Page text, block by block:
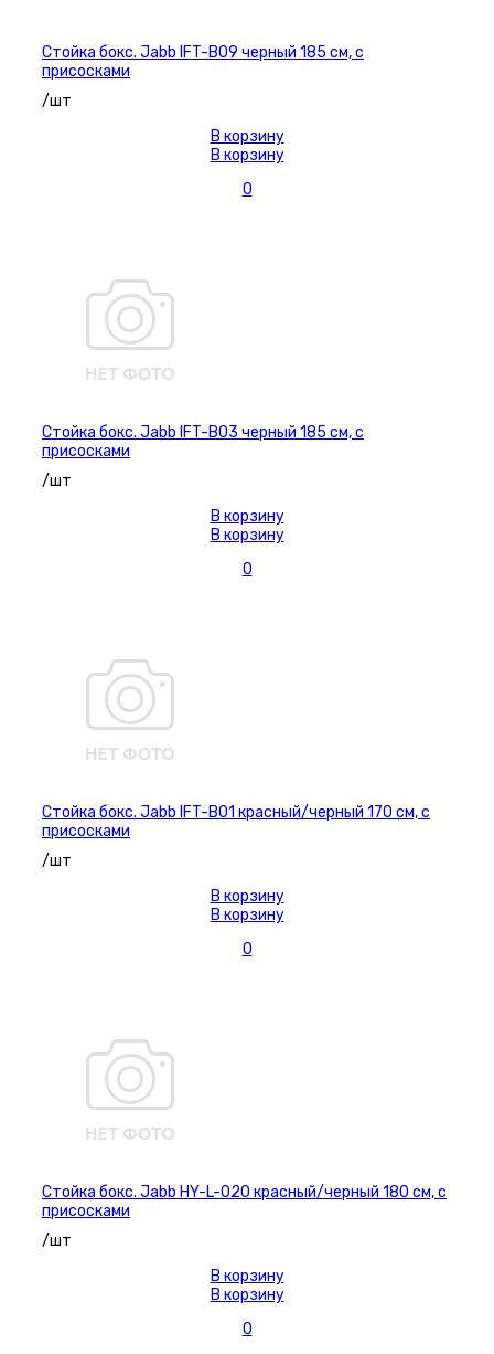
Стойка бокс. Jabb IFT-B09 черный 185 см, с
присосками
/шт
В корзину
В корзину
0
Стойка бокс. Jabb IFT-B03 черный 185 см, с
присосками
/шт
В корзину
В корзину
0
Стойка бокс. Jabb IFT-B01 красный/черный 170 см, с
присосками
/шт
В корзину
В корзину
0
Стойка бокс. Jabb HY-L-020 красный/черный 180 см, с
присосками
/шт
В корзину
В корзину
0